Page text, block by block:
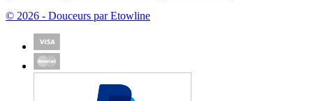
© 2026 - Douceurs par Etowline